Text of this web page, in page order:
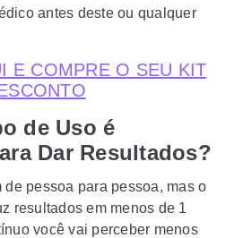
antes deste ou qualquer
E COMPRE O SEU KIT
de Uso é
Dar Resultados?
pessoa para pessoa, mas o
resultados em menos de 1
você vai perceber menos